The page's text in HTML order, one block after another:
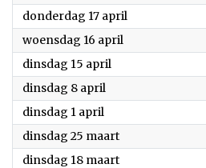
donderdag 17 april
woensdag 16 april
dinsdag 15 april
dinsdag 8 april
dinsdag 1 april
dinsdag 25 maart2025
dinsdag 18 maart2025